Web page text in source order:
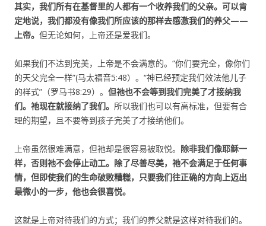
其实，我们所有在基督里的人都有一个收养我们的父亲。可以肯
定地说，我们都没有像我们所应该的那样去感激我们的养父——
上帝。 但无论如何，上帝还是爱我们。
如果我们不达到完美，上帝是不会满意的。“你们要完全，像你们
的天父完全一样”(马太福音5:48）。“神已经预定我们效法他儿子
的样式”（罗马书8:29）。 但祂也不会等到我们完美了才接纳我
们。祂现在就接纳了我们。 所以我们也可以有高标准，但要有合
理的期望，且不要等到孩子完美了才接纳他们。
上帝虽然很难满意，但祂却是很容易被取悦。 除非我们像耶稣一
样，否则祂不会停止动工。除了尽善尽美，祂不会满足于任何事
情，但即使我们的生命破败糟糕，只要我们往正确的方向上迈出
最微小的一步，他也会很喜悦。
这就是上帝对待我们的方式；我们的养父就是这样对待我们的。